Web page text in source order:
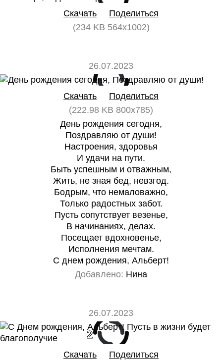
Скачать
Поделиться
(234 KB 564x1002)
26.07.2023
0 0
Скачать
Поделиться
(222.98 KB 800x785)
День рождения сегодня,
Поздравляю от души!
Настроения, здоровья
И удачи на пути.
Быть успешным и отважным,
Жить, не зная бед, невзгод.
Бодрым, что немаловажно,
Только радостных забот.
Пусть сопутствует везенье,
В начинаниях, делах.
Посещает вдохновенье,
Исполнения мечтам.
С днем рождения, Альберт!
Добавлено: Нина
26.07.2023
2 0
Скачать
Поделиться